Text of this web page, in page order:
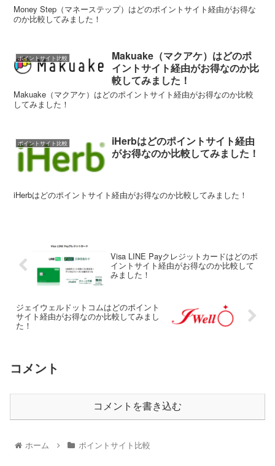
Money Step（マネーステップ）はどのポイントサイト経由がお得な
のか比較してみました！
ポイントサイト比較
Makuake（マクアケ）はどのポ
イントサイト経由がお得なのか比
較してみました！
Makuake（マクアケ）はどのポイントサイト経由がお得なのか比較
してみました！
ポイントサイト比較
iHerbはどのポイントサイト経由
がお得なのか比較してみました！
iHerbはどのポイントサイト経由がお得なのか比較してみました！
Visa LINE Payクレジットカードはどのポ
イントサイト経由がお得なのか比較して
みました！
ジェイウェルドットコムはどのポイント
サイト経由がお得なのか比較してみまし
た！
コメント
コメントを書き込む
ホーム ポイントサイト比較